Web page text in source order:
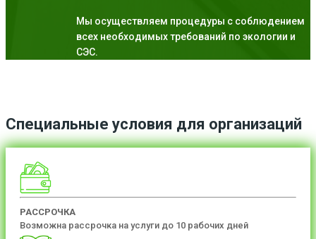
Мы осуществляем процедуры с соблюдением
всех необходимых требований по экологии и
СЭС.
Специальные условия для организаций
РАССРОЧКА
Возможна рассрочка на услуги до 10 рабочих дней